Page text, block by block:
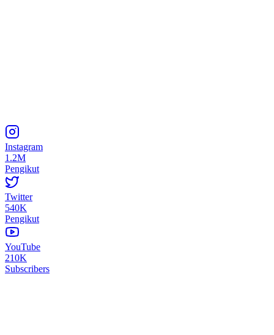
Instagram
1.2M
Pengikut
Twitter
540K
Pengikut
YouTube
210K
Subscribers